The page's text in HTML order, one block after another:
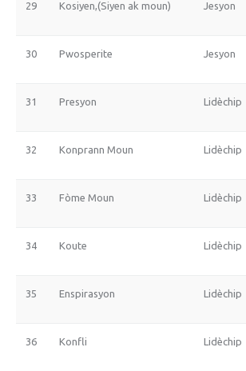
29 Kosiyen,(Siyen ak moun) Jesyon
30 Pwosperite Jesyon
31 Presyon Lidèchip
32 Konprann Moun Lidèchip
33 Fòme Moun Lidèchip
34 Koute Lidèchip
35 Enspirasyon Lidèchip
36 Konfli Lidèchip